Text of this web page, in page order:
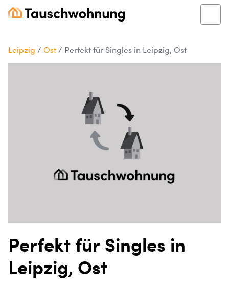
Leipzig / Ost / Perfekt für Singles in Leipzig, Ost
Perfekt für Singles in
Leipzig, Ost